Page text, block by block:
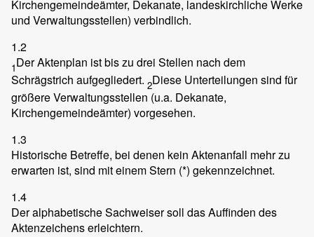
Kirchengemeindeämter, Dekanate, landeskirchliche Werke
und Verwaltungsstellen) verbindlich.
1.2
1Der Aktenplan ist bis zu drei Stellen nach dem
Schrägstrich aufgegliedert. 2Diese Unterteilungen sind für
größere Verwaltungsstellen (u.a. Dekanate,
Kirchengemeindeämter) vorgesehen.
1.3
Historische Betreffe, bei denen kein Aktenanfall mehr zu
erwarten ist, sind mit einem Stern (*) gekennzeichnet.
1.4
Der alphabetische Sachweiser soll das Auffinden des
Aktenzeichens erleichtern.